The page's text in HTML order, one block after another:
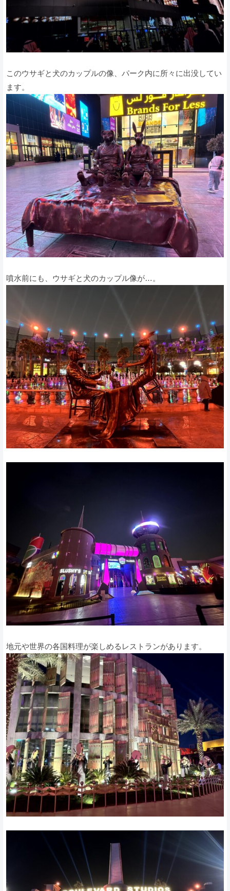
このウサギと犬のカップルの像、パーク内に所々に出没してい
ます。
噴水前にも、ウサギと犬のカップル像が…。
地元や世界の各国料理が楽しめるレストランがあります。